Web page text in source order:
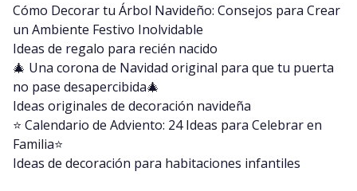
Cómo Decorar tu Árbol Navideño: Consejos para Crear
un Ambiente Festivo Inolvidable
Ideas de regalo para recién nacido
🎄 Una corona de Navidad original para que tu puerta
no pase desapercibida🎄
Ideas originales de decoración navideña
⭐️ Calendario de Adviento: 24 Ideas para Celebrar en
Familia⭐️
Ideas de decoración para habitaciones infantiles